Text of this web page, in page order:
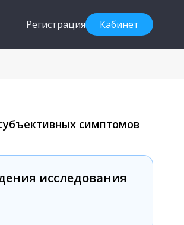
Регистрация Кабинет
симптомов
исследования